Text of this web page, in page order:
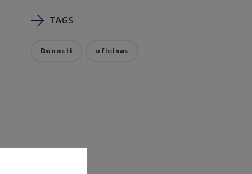
TAGS
Donosti oficinas